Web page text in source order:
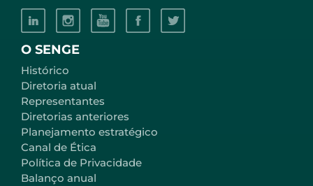
O SENGE
Histórico
Diretoria atual
Representantes
Diretorias anteriores
Planejamento estratégico
Canal de Ética
Política de Privacidade
Balanço anual